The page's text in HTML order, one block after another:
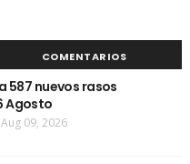
COMENTARIOS
587 nuevos rasos
Agosto
Aug 09, 2026